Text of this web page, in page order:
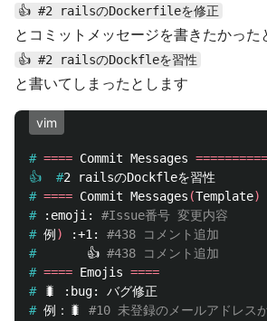
👍 #2 railsのDockerfileを修正
とコミットメッセージを書きたかった
👍 #2 railsのDockfleを習性
と書いてしまったとします
vim
# ==== Commit Messages
👍  #
# ==== Commit Messages (Template)
#
:emoji: #Issue番号 変更内容
# 例 ) :+1: #438 コメント追加
#
👍 #438 コメント追加
# ==== Emojis ====
#
# 例：🐛 #10 未登録のメールアドレス